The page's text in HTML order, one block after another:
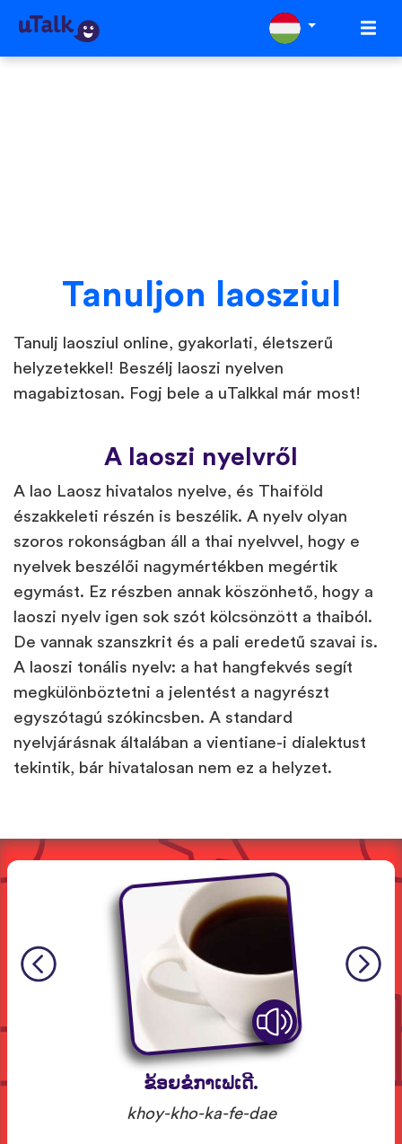
Tanuljon laosziul
Tanulj laosziul online, gyakorlati, életszerű
helyzetekkel! Beszélj laoszi nyelven
magabiztosan. Fogj bele a uTalkkal már most!
A laoszi nyelvről
A lao Laosz hivatalos nyelve, és Thaiföld
északkeleti részén is beszélik. A nyelv olyan
szoros rokonságban áll a thai nyelvvel, hogy e
nyelvek beszélői nagymértékben megértik
egymást. Ez részben annak köszönhető, hogy a
laoszi nyelv igen sok szót kölcsönzött a thaiból.
De vannak szanszkrit és a pali eredetű szavai is.
A laoszi tonális nyelv: a hat hangfekvés segít
megkülönböztetni a jelentést a nagyrészt
egyszótagú szókincsben. A standard
nyelvjárásnak általában a vientiane-i dialektust
tekintik, bár hivatalosan nem ez a helyzet.
ຂ້ອຍຂໍກາເຟເດີ.
khoy-kho-ka-fe-dae